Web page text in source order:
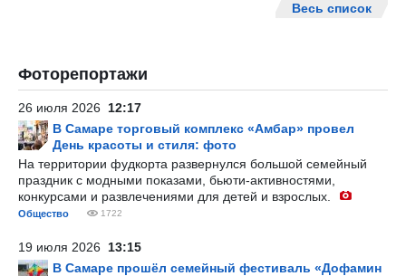
Весь список
Фоторепортажи
26 июля 2026 12:17
В Самаре торговый комплекс «Амбар» провел
День красоты и стиля: фото
На территории фудкорта развернулся большой семейный
праздник с модными показами, бьюти-активностями,
конкурсами и развлечениями для детей и взрослых.
Общество 1722
19 июля 2026 13:15
В Самаре прошёл семейный фестиваль «Дофамин